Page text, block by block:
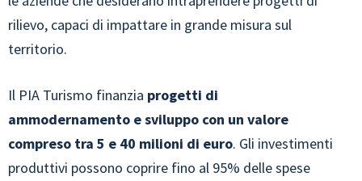
rilievo, capaci di impattare in grande misura sul
territorio.
Il PIA Turismo finanzia progetti di
ammodernamento e sviluppo con un valore
compreso tra 5 e 40 milioni di euro. Gli investimenti
produttivi possono coprire fino al 95% delle spese